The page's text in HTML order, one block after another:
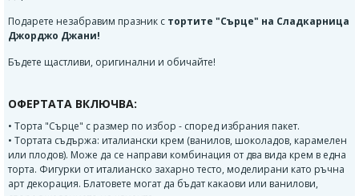
Подарете незабравим празник с тортите "Сърце" на Сладкарница
Джорджо Джани!
Бъдете щастливи, оригинални и обичайте!
ОФЕРТАТА ВКЛЮЧВА:
• Торта "Сърце" с размер по избор - според избрания пакет.
• Тортата съдържа: италиански крем (ванилов, шоколадов, карамелен
или плодов). Може да се направи комбинация от два вида крем в една
торта. Фигурки от италианско захарно тесто, моделирани като ръчна
арт декорация. Блатовете могат да бъдат какаови или ванилови,